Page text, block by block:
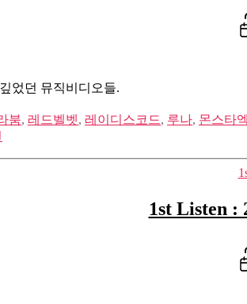
었던 뮤직비디오들.
붐, 레드벨벳, 레이디스코드, 루나, 몬스타
1st Listen :